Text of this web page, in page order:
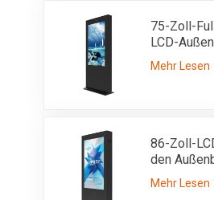
75-Zoll-
LCD-
IP55 mit
Helligkeit
Mehr Lesen
86-Zoll-
den
IP55-
Mehr Lesen